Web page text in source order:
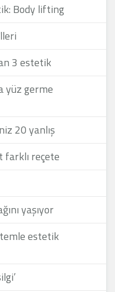
Body lifting
3 estetik
yüz germe
20 yanlış
reçete
yaşıyor
estetik